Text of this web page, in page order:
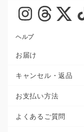
ヘルプ
お届け
キャンセル・返品
お支払い方法
よくあるご質問